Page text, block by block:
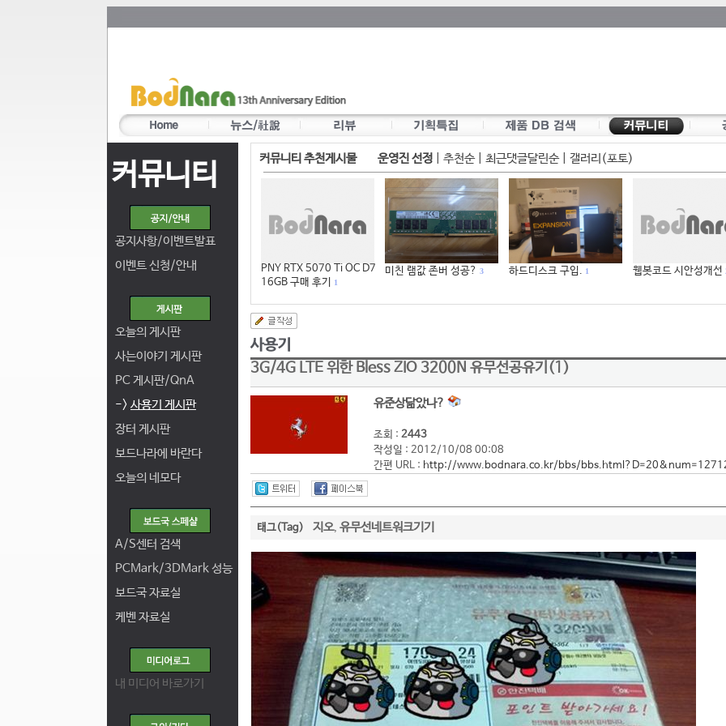
커뮤니티
공지사항/이벤트발표
이벤트 신청/안내
오늘의 게시판
사는이야기 게시판
PC 게시판/QnA
-> 사용기 게시판
장터 게시판
보드나라에 바란다
오늘의 네모다
A/S센터 검색
PCMark/3DMark 성능
보드국 자료실
케벤 자료실
내 미디어 바로가기
커뮤니티 추천게시물 운영진 선정 추천순| 최근댓글달린순| 갤러리(포토)
PNY RTX 5070 Ti OC D7
16GB 구매 후기
1
미친 램값 존버 성공? 3 하드디스크 구입. 1 웹봇코드 시안성개선
3G/4G LTE 위한 Bless ZIO 3200N 유무선공유기(1)
유준상닮았나?
조회 : 2443
작성일 : 2012/10/08 00:08
간편 URL : http://www.bodnara.co.kr/bbs/
태그(Tag) 지오, 유무선네트워크기기